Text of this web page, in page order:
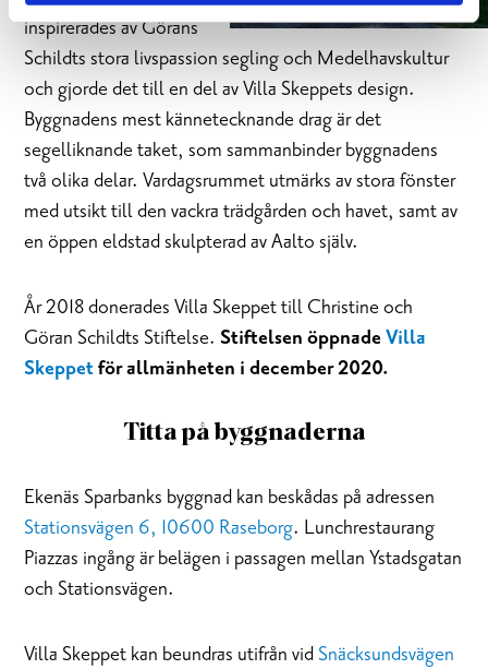
inspirerades av Görans
Schildts stora livspassion segling och Medelhavskultur
och gjorde det till en del av Villa Skeppets design.
Byggnadens mest kännetecknande drag är det
segelliknande taket, som sammanbinder byggnadens
två olika delar. Vardagsrummet utmärks av stora fönster
med utsikt till den vackra trädgården och havet, samt av
en öppen eldstad skulpterad av Aalto själv.
År 2018 donerades Villa Skeppet till Christine och
Göran Schildts Stiftelse. Stiftelsen öppnadeVilla
Skeppetför allmänheten i december 2020.
Titta på byggnaderna
Ekenäs Sparbanks byggnad kan beskådas på adressen
Stationsvägen 6, 10600 Raseborg. Lunchrestaurang
Piazzas ingång är belägen i passagen mellan Ystadsgatan
och Stationsvägen.
Villa Skeppet kan beundras utifrån vid Snäcksundsvägen